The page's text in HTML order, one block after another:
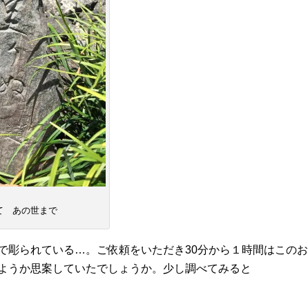
あの世まで
彫られている…。ご依頼をいただき30分から１時間はこのお
うか思案していたでしょうか。少し調べてみると